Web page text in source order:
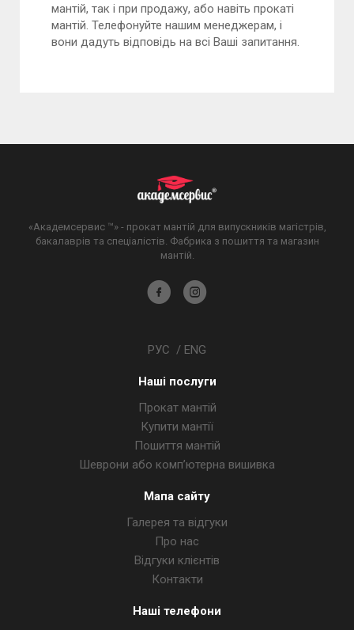
мантій, так і при продажу, або навіть прокаті
мантій. Телефонуйте нашим менеджерам, і
вони дадуть відповідь на всі Ваші запитання.
«Академсервис ™» - прокат мантій для випускників магістрів,
бакалаврів та спеціалістів. Фабрика з пошиття та магазин
мантій.
Академсервіс
РУС / ENG
Наші послуги
Прокат мантій
Купити мантії
Пошиття мантій
Шеврони або комп’ютерна вишивка
Мапа сайту
Галерея та відгуки
Про нас
Відгуки клієнтів
Контакти
Наші телефони